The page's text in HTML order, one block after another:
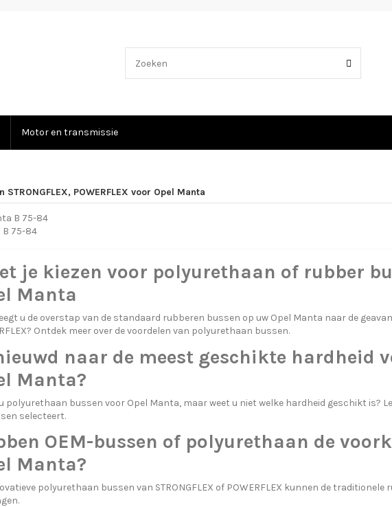
Motor en transmissie
STRONGFLEX, POWERFLEX voor Opel Manta
B 75-84
je kiezen voor polyurethaan of rubber
Manta
u de overstap van de standaard rubberen bussen op uw Opel Manta naar de
Ontdek meer over de voordelen van polyurethaan bussen.
naar de meest geschikte hardheid
Manta?
polyurethaan bussen voor Opel Manta, maar weet u niet welke hardheid geschikt is?
selecteert.
OEM-bussen of polyurethaan de
Manta?
polyurethaan bussen van STRONGFLEX of POWERFLEX kunnen de